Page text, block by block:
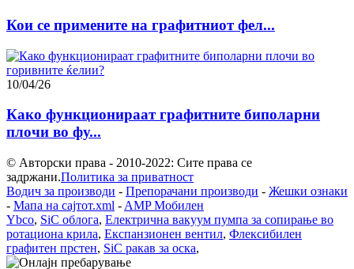
Кои се примените на графитниот фел...
10/04/26
Како функционираат графитните биполарни
плочи во фу...
© Авторски права - 2010-2022: Сите права се
задржани.Политика за приватност
Водич за производи - Препорачани производи - Жешки ознаки
- Мапа на сајтот.xml - AMP Мобилен
Ybco, SiC облога, Електрична вакуум пумпа за сопирање во
ротациона крила, Експанзионен вентил, Флексибилен
графитен прстен, SiC ракав за оска,